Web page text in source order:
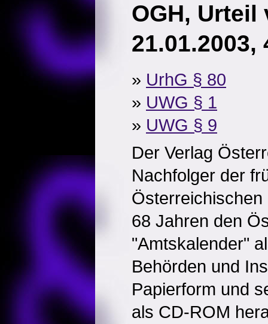
OGH, Urteil
21.01.2003,
» UrhG § 80
» UWG § 1
» UWG § 9
Der Verlag
Nachfolger der
68 Jahren den
"Amtskalender"
Behörden und
Papierform und
als CD-ROM